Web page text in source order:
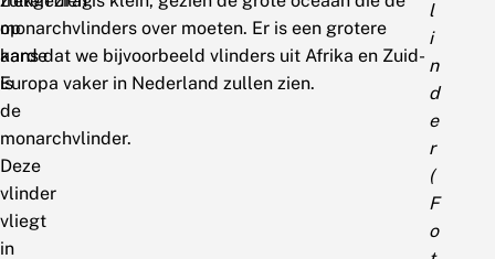
op
aarde
is
de
monarchvlinder.
Deze
vlinder
vliegt
in
monarchvlinders over moeten. Er is een grotere
kans dat we bijvoorbeeld vlinders uit Afrika en Zuid-
Europa vaker in Nederland zullen zien.
l
i
n
d
e
r
(
F
o